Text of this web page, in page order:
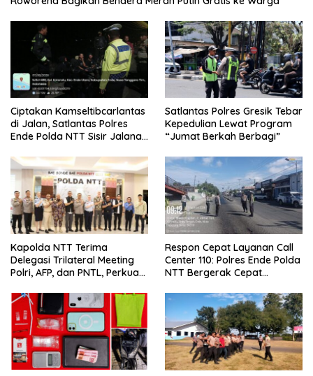
Ciptakan Kamseltibcarlantas
di Jalan, Satlantas Polres
Ende Polda NTT Sisir Jalanan
Satlantas Polres Gresik Tebar
Kepedulian Lewat Program
“Jumat Berkah Berbagi”
Kapolda NTT Terima
Delegasi Trilateral Meeting
Polri, AFP, dan PNTL, Perkuat
Perbatasan
Respon Cepat Layanan Call
Center 110: Polres Ende Polda
NTT Bergerak Cepat
Simpang Lima